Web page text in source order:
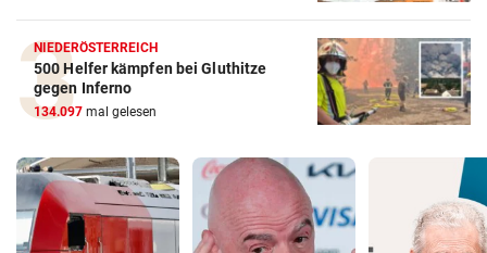
NIEDERÖSTERREICH
500 Helfer kämpfen bei Gluthitze
gegen Inferno
134.097 mal gelesen